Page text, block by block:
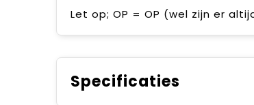
Let op; OP = OP (wel zijn er
Specificaties